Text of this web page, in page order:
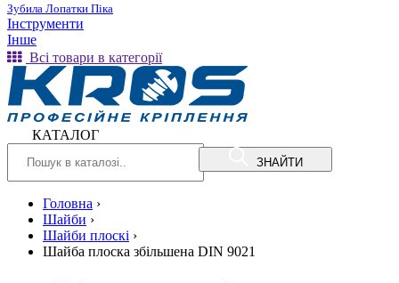
Зубила Лопатки Піка
Інструменти
Інше
Всі товари в категорії
КАТАЛОГ
ЗНАЙТИ
Головна ›
Шайби ›
Шайби плоскі ›
Шайба плоска збільшена DIN 9021